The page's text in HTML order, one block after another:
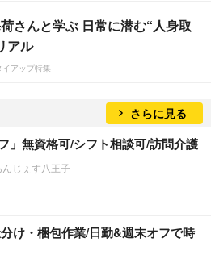
さんと学ぶ 日常に潜む“人身取
アル
イアップ特集
さらに見る
」無資格可/シフト相談可/訪問介護
じぇす八王子
け・梱包作業/日勤&週末オフで時